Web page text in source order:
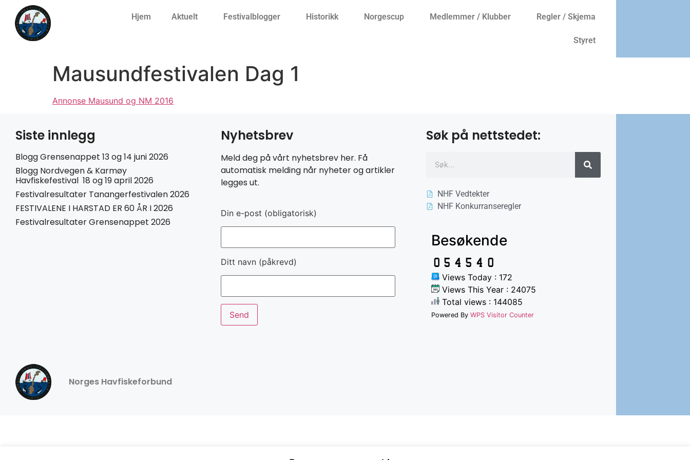
Hjem Aktuelt Festivalblogger Historikk Norgescup Medlemmer / Klubber Regler / Skjema
Styret
Mausundfestivalen Dag 1
Annonse Mausund og NM 2016
Siste innlegg
Blogg Grensenappet 13 og 14 juni 2026
Blogg Nordvegen & Karmøy
Havfiskefestival 18 og 19 april 2026
Festivalresultater Tanangerfestivalen 2026
FESTIVALENE I HARSTAD ER 60 ÅR I 2026
Festivalresultater Grensenappet 2026
Nyhetsbrev
Meld deg på vårt nyhetsbrev her. Få
automatisk melding når nyheter og artikler
legges ut.
Din e-post (obligatorisk)
Ditt navn (påkrevd)
Søk på nettstedet:
NHF Vedtekter
NHF Konkurranseregler
Besøkende
Views Today : 172
Views This Year : 24075
Total views : 144085
Powered By WPS Visitor Counter
Norges Havfiskeforbund